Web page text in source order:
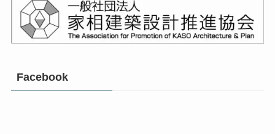
Facebook